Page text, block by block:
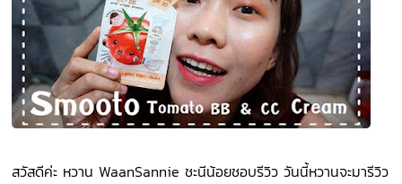
สวัสดีค่ะ หวาน WaanSannie ชะนีน้อยชอบรีวิว วันนี้หวานจะมารีวิว